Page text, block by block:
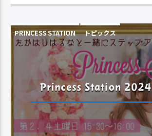
PRINCESS STATION トピックス
Princess Station